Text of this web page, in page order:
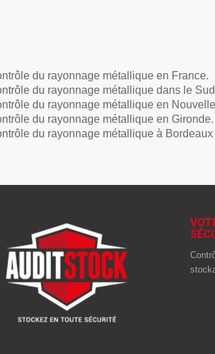
du rayonnage métallique en France.
du rayonnage métallique dans le
du rayonnage métallique en
du rayonnage métallique en Gironde.
du rayonnage métallique à Bordeaux